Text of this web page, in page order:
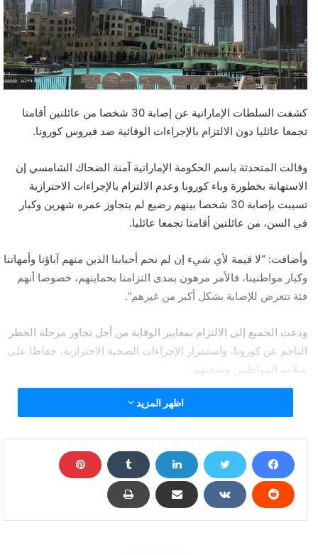
كشفت السلطات الإماراتية عن إصابة 30 شخصا من عائلتين أقامتا
تجمعا عائليا دون الالتزام بالإجراءات الوقائية ضد فيروس كورونا.
وقالت المتحدثة باسم الحكومة الإماراتية آمنة الضحاك الشامسي إن
الاستهانة بخطورة وباء كورونا وعدم الالتزام بالإجراءات الاحترازية
تسببت بإصابة 30 شخصا بينهم رضيع لم يتجاوز عمره شهرين وكبار
في السن، من عائلتين أقامتا تجمعا عائليا.
وأضافت: “لا قيمة لأي شيء إن لم نحم أحبابنا الذين منهم آباؤنا وأمهاتنا
وكبار مواطنينا، فالأمر مرهون بمدى التزامنا بحمايتهم، خصوصا أنهم
فئة تتعرض للإصابة بشكل أكبر من غيرهم”.
ودعت الجميع إلى الالتزام بمعايير الوقاية من أجل تجاوز مرحلة الخطر
الناجم عن كورونا، واستمرار الإجراءات الصحية الاحترازية، حفاظا على
سلامة المواطنين وصحتهم.
تجمع عائلي يتسبب بإصابة العشرات بكورونا بينهم رضيع
اظهر المزيد